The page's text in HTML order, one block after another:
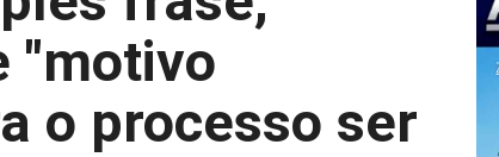
"motivo
o processo ser